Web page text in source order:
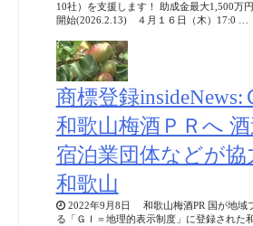
10社）を支援します！ 助成金最大1,500万
開始(2026.2.13) ４月１６日（木）17:0 …
商標登録insideNews:
和歌山梅酒ＰＲへ
宿泊業団体などが協
和歌山
2022年9月8日 和歌山梅酒PR 国が地域
る「ＧＩ＝地理的表示制度」に登録された